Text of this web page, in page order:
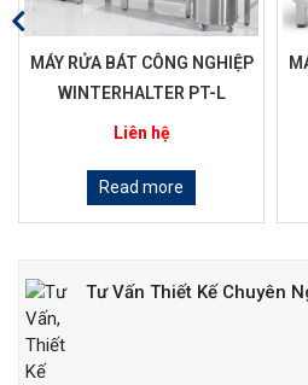
MÁY RỬA BÁT CÔNG NGHIỆP
WINTERHALTER PT-L
Liên hệ
Read more
Tư Vấn Thiết Kế Chuyên